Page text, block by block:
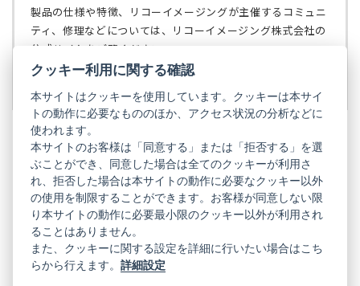
く）
ブ
で
開
製品の仕様や特徴、リコーイメージングが主催するコミュニ
ティ、修理などについては、リコーイメージング株式会社の
公式サイトをご覧ください。
リコーイメージング株式会社の公式サイト
（新
し
い
タ
ブ
で
開
く）
PENTAX
PENTAX
の
公
式
LINE（新
し
い
PENTAX
の
公
し
い
PENTAX
の
公
し
PENTAX
の
公
し
PENTAX
の
公
し
GR
GR
クッキー利用に関する確認
本サイトはクッキーを使用しています。クッキーは本サイ
トの動作に必要なもののほか、アクセス状況の分析などに
使われます。
本サイトのお客様は「同意する」または「拒否する」を選
ぶことができ、同意した場合は全てのクッキーが利用さ
れ、拒否した場合は本サイトの動作に必要なクッキー以外
の使用を制限することができます。お客様が同意しない限
り本サイトの動作に必要最小限のクッキー以外が利用され
ることはありません。
また、クッキーに関する設定を詳細に行いたい場合はこち
らから行えます。詳細設定